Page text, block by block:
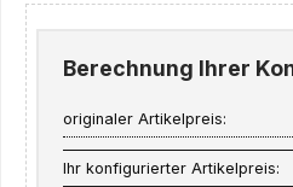
Berechnung Ihrer
originaler Artikelpreis:
Ihr konfigurierter Artikelpreis: